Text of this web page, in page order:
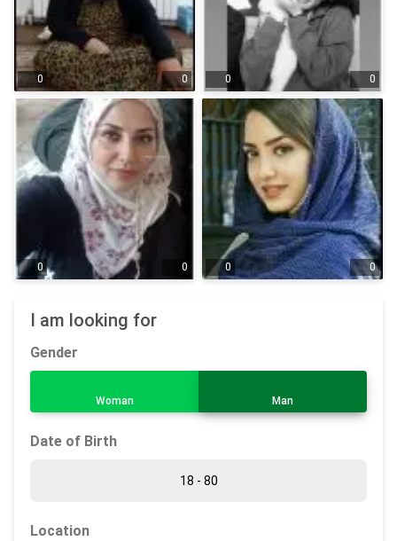
0 0 0 0
0 0 0 0
I am looking for
Gender
Woman Man
Date of Birth
Location